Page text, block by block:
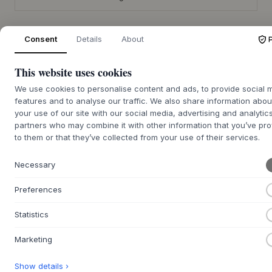
Matratzenverlängerung Weiß vonBabybayist eine
Erweiterungsseite für den Babybay® Boxspring XXL
Bettrahmen, entworfen von der tobi GmbH & Co. KG. Sie ist
aus massivem Buchenholz mit einer natürlichen Lackierung
gefertigt, die frei von Schadstoffen ist. Die mitgelieferte
Schaumstoffkern und einen weichen Bezug aus 100%
und eine diskrete Integration in die übrige Einrichtung des
Beispiel bei Boxspringbetten, zu überbrücken und bietet
geeignet und kann sogar Platz für Zwillinge bieten. Wenn
Consent Details About
This website uses cookies
We use cookies to personalise content and ads, to provide social
features and to analyse our traffic. We also share information
your use of our site with our social media, advertising and
partners who may combine it with other information that you’ve
to them or that they’ve collected from your use of their services.
Necessary
Preferences
Statistics
Marketing
Show details ›